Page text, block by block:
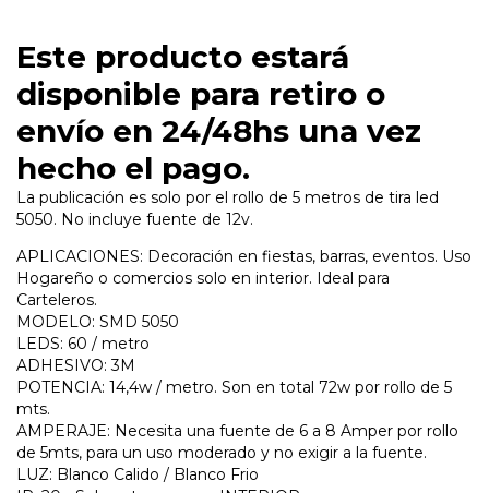
Este producto estará
disponible para retiro o
envío en 24/48hs una vez
hecho el pago.
La publicación es solo por el rollo de 5 metros de tira led
5050. No incluye fuente de 12v.
APLICACIONES: Decoración en fiestas, barras, eventos. Uso
Hogareño o comercios solo en interior. Ideal para
Carteleros.
MODELO: SMD 5050
LEDS: 60 / metro
ADHESIVO: 3M
POTENCIA: 14,4w / metro. Son en total 72w por rollo de 5
mts.
AMPERAJE: Necesita una fuente de 6 a 8 Amper por rollo
de 5mts, para un uso moderado y no exigir a la fuente.
LUZ: Blanco Calido / Blanco Frio